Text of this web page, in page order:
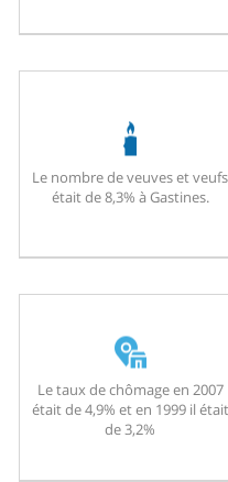
Le nombre de veuves et veufs
était de 8,3% à Gastines.
Le taux de chômage en 2007
était de 4,9% et en 1999 il était
de 3,2%